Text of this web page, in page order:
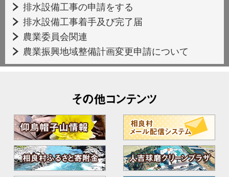
排水設備工事の申請をする
排水設備工事着手及び完了届
農業委員会関連
農業振興地域整備計画変更申請について